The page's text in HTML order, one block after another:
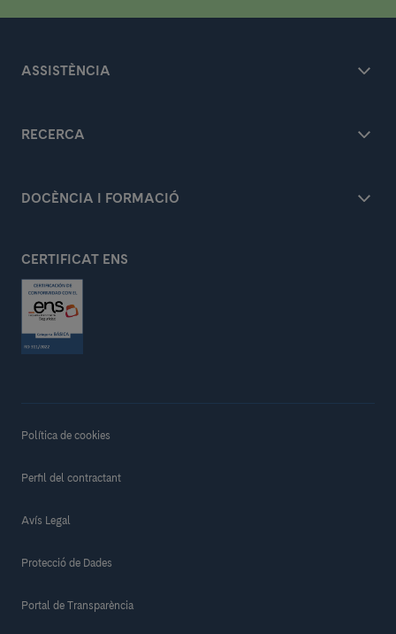
ASSISTÈNCIA
RECERCA
DOCÈNCIA I FORMACIÓ
CERTIFICAT ENS
Política de cookies
Perfil del contractant
Avís Legal
Protecció de Dades
Portal de Transparència